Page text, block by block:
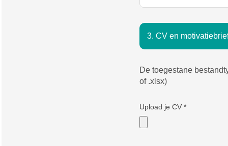
3. CV en
De toegestane
of .xlsx)
Upload je CV*